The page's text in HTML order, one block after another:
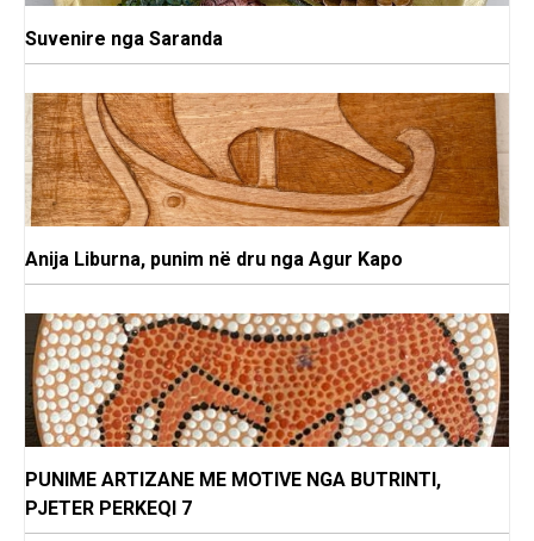
Suvenire nga Saranda
Anija Liburna, punim në dru nga Agur Kapo
PUNIME ARTIZANE ME MOTIVE NGA BUTRINTI,
PJETER PERKEQI 7